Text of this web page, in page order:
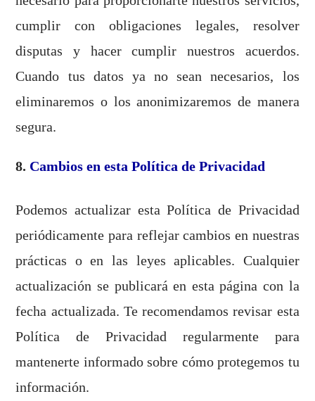
cumplir con obligaciones legales, resolver
disputas y hacer cumplir nuestros acuerdos.
Cuando tus datos ya no sean necesarios, los
eliminaremos o los anonimizaremos de manera
segura.
8. Cambios en esta Política de Privacidad
Podemos actualizar esta Política de Privacidad
periódicamente para reflejar cambios en nuestras
prácticas o en las leyes aplicables. Cualquier
actualización se publicará en esta página con la
fecha actualizada. Te recomendamos revisar esta
Política de Privacidad regularmente para
mantenerte informado sobre cómo protegemos tu
información.